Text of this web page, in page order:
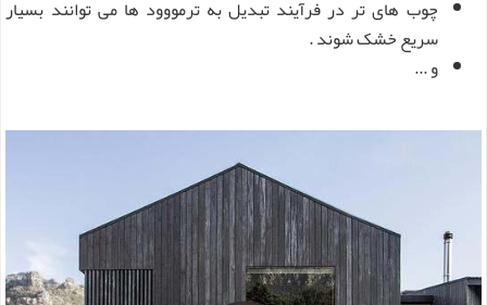
چوب های تر در فرآیند تبدیل به ترمووود ها می توانند بسیار
سریع خشک شوند .
و ...